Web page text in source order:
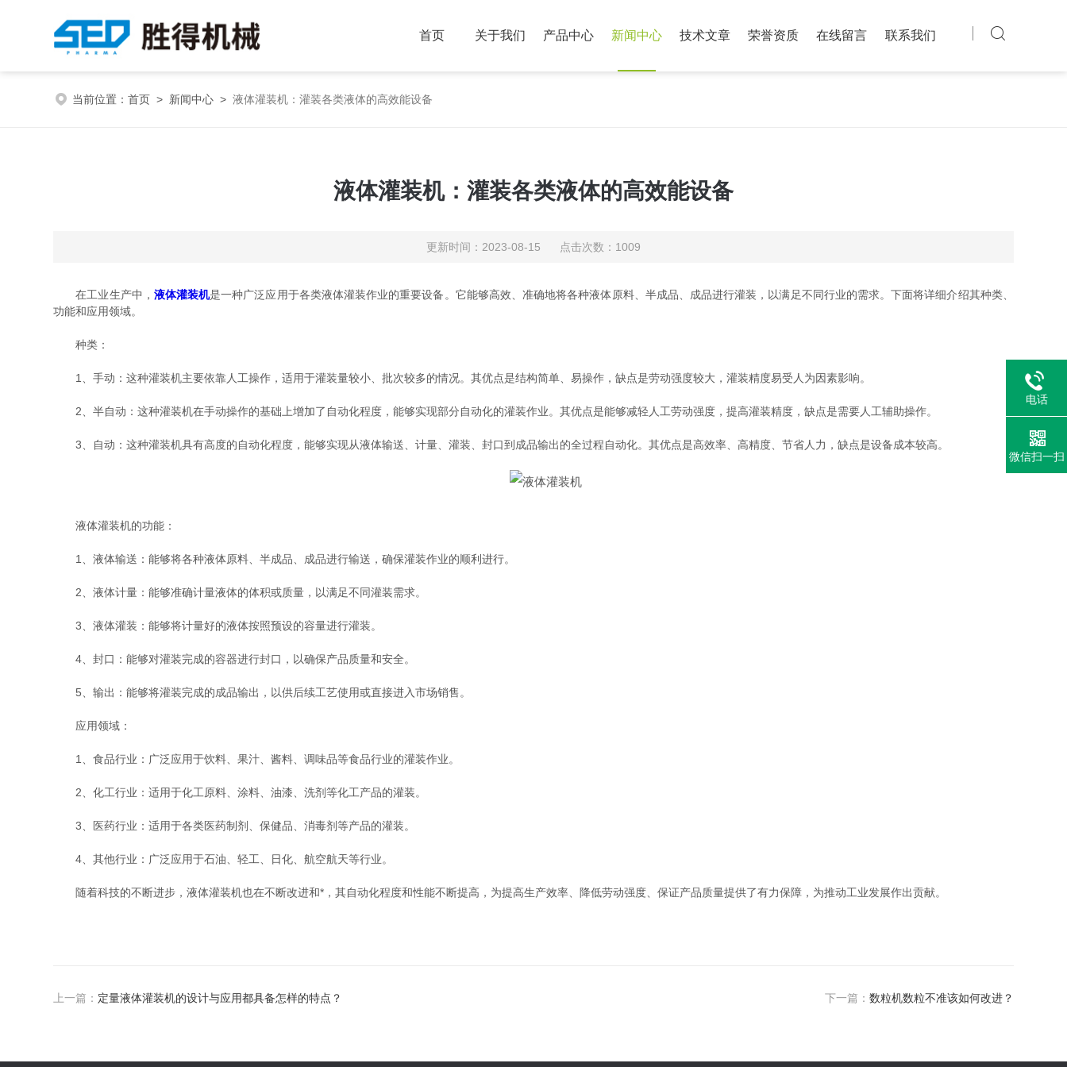
首页 关于我们 产品中心 新闻中心 技术文章 荣誉资质 在线留言 联系我们
当前位置：首页 > 新闻中心 >液体灌装机：灌装各类液体的高效能设备
液体灌装机：灌装各类液体的高效能设备
更新时间：2023-08-15 点击次数：1009
在工业生产中， 液体灌装机是一种广泛应用于各类液体灌装作业的重要设备。它能够高效、准确地将各种液体原料、半成品、成品进行灌装，以满足不同行业的需求。下面将详细介绍其种类、
功能和应用领域。
种类：
1、手动：这种灌装机主要依靠人工操作，适用于灌装量较小、批次较多的情况。其优点是结构简单、易操作，缺点是劳动强度较大，灌装精度易受人为因素影响。
2、半自动：这种灌装机在手动操作的基础上增加了自动化程度，能够实现部分自动化的灌装作业。其优点是能够减轻人工劳动强度，提高灌装精度，缺点是需要人工辅助操作。
3、自动：这种灌装机具有高度的自动化程度，能够实现从液体输送、计量、灌装、封口到成品输出的全过程自动化。其优点是高效率、高精度、节省人力，缺点是设备成本较高。
液体灌装机的功能：
1、液体输送：能够将各种液体原料、半成品、成品进行输送，确保灌装作业的顺利进行。
2、液体计量：能够准确计量液体的体积或质量，以满足不同灌装需求。
3、液体灌装：能够将计量好的液体按照预设的容量进行灌装。
4、封口：能够对灌装完成的容器进行封口，以确保产品质量和安全。
5、输出：能够将灌装完成的成品输出，以供后续工艺使用或直接进入市场销售。
应用领域：
1、食品行业：广泛应用于饮料、果汁、酱料、调味品等食品行业的灌装作业。
2、化工行业：适用于化工原料、涂料、油漆、洗剂等化工产品的灌装。
3、医药行业：适用于各类医药制剂、保健品、消毒剂等产品的灌装。
4、其他行业：广泛应用于石油、轻工、日化、航空航天等行业。
随着科技的不断进步，液体灌装机也在不断改进和*，其自动化程度和性能不断提高，为提高生产效率、降低劳动强度、保证产品质量提供了有力保障，为推动工业发展作出贡献。
上一篇： 定量液体灌装机的设计与应用都具备怎样的特点？ 下一篇： 数粒机数粒不准该如何改进？
电话
微信扫一扫